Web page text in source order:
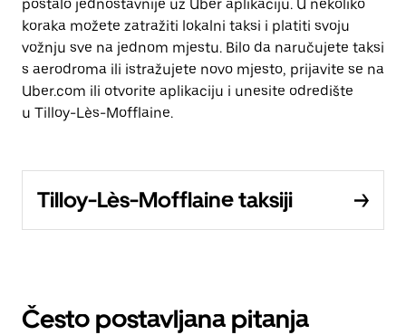
postalo jednostavnije uz Uber aplikaciju. U nekoliko
koraka možete zatražiti lokalni taksi i platiti svoju
vožnju sve na jednom mjestu. Bilo da naručujete taksi
s aerodroma ili istražujete novo mjesto, prijavite se na
Uber.com ili otvorite aplikaciju i unesite odredište
u Tilloy-Lès-Mofflaine.
Tilloy-Lès-Mofflaine taksiji
Često postavljana pitanja